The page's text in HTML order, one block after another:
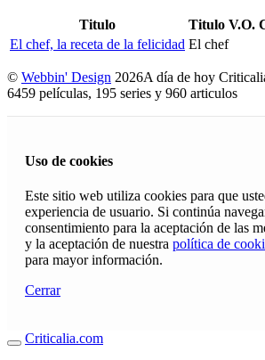
Titulo Titulo V.O.
El chef, la receta de la felicidad El chef
© Webbin' Design 2026A día de hoy
6459 películas, 195 series y 960 articulos
Uso de cookies
Este sitio web utiliza cookies para que
experiencia de usuario. Si continúa
consentimiento para la aceptación de las
y la aceptación de nuestra política de
para mayor información.
Cerrar
Criticalia.com